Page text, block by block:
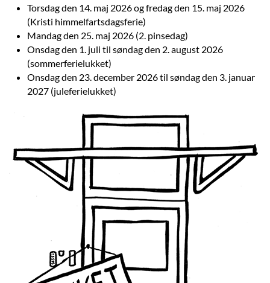
Torsdag den 14. maj 2026 og fredag den 15. maj 2026
(Kristi himmelfartsdagsferie)
Mandag den 25. maj 2026 (2. pinsedag)
Onsdag den 1. juli til søndag den 2. august 2026
(sommerferielukket)
Onsdag den 23. december 2026 til søndag den 3. januar
2027 (juleferielukket)